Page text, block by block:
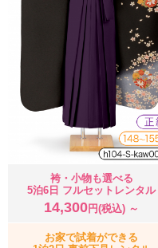
袴・小物も選べる
5泊6日 フルセットレンタル
14,300円(税込) ～
お家で試着ができる